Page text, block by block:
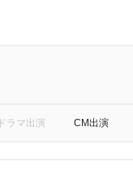
ドラマ出演 CM出演